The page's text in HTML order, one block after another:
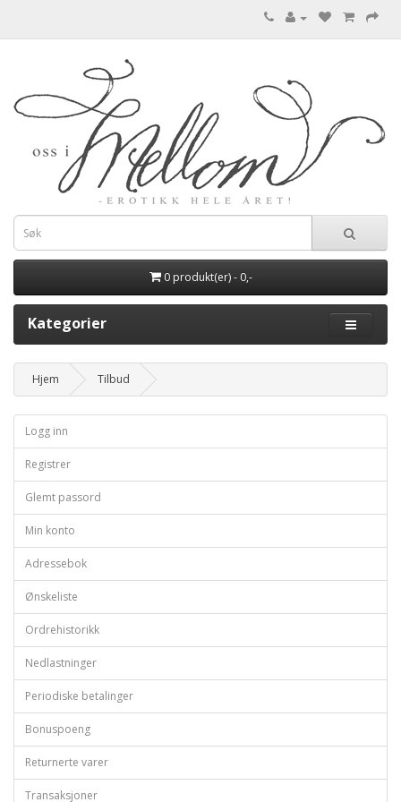
0 produkt(er) - 0,-
Kategorier
Hjem Tilbud
Logg inn
Registrer
Glemt passord
Min konto
Adressebok
Ønskeliste
Ordrehistorikk
Nedlastninger
Periodiske betalinger
Bonuspoeng
Returnerte varer
Transaksjoner